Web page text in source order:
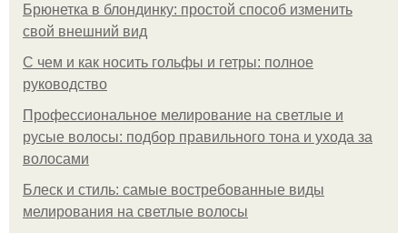
Брюнетка в блондинку: простой способ изменить
свой внешний вид
С чем и как носить гольфы и гетры: полное
руководство
Профессиональное мелирование на светлые и
русые волосы: подбор правильного тона и ухода за
волосами
Блеск и стиль: самые востребованные виды
мелирования на светлые волосы